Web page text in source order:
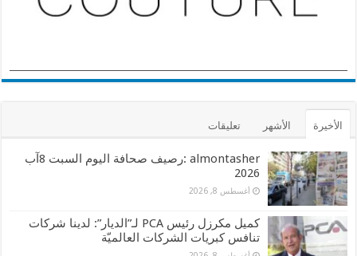
الأخيرة الأشهر تعليقات
almontasher :رصيف صحافة اليوم السبت 8آب
2026
أغسطس 8, 2026
كميل مكرزل رئيس PCA لـ”الديار”: لدينا شركات
تنافس كبريات الشركات العالميّة